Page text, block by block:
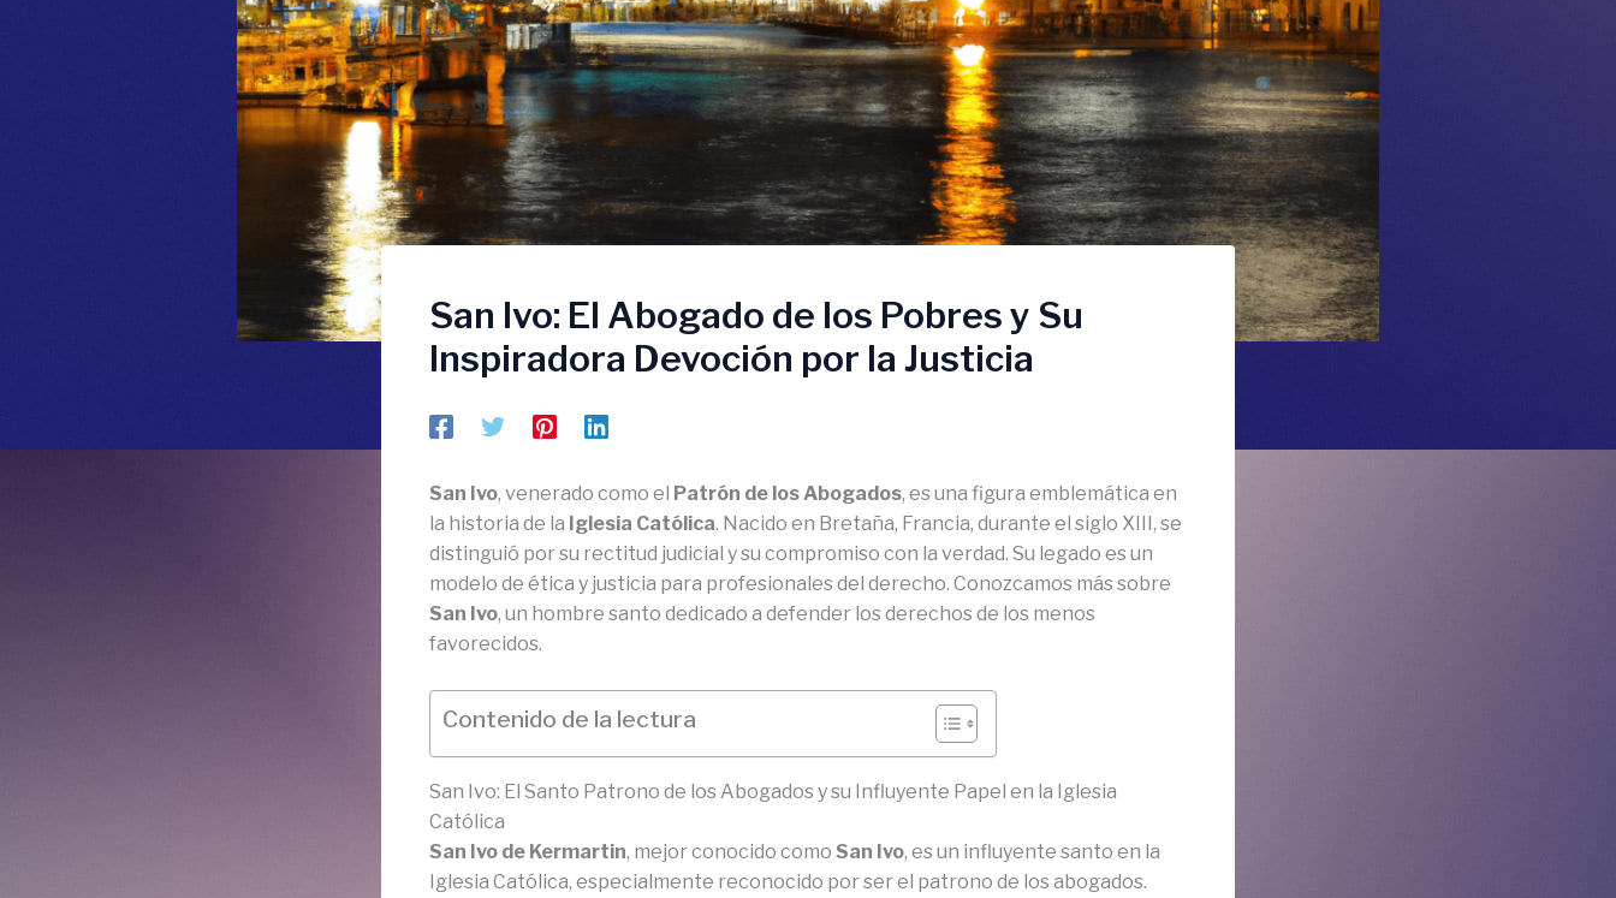
San Ivo: El Abogado de los Pobres y Su
Inspiradora Devoción por la Justicia
San Ivo, venerado como el Patrón de los Abogados, es una figura emblemática en
la historia de la Iglesia Católica. Nacido en Bretaña, Francia, durante el siglo XIII, se
distinguió por su rectitud judicial y su compromiso con la verdad. Su legado es un
modelo de ética y justicia para profesionales del derecho. Conozcamos más sobre
San Ivo, un hombre santo dedicado a defender los derechos de los menos
favorecidos.
Contenido de la lectura
San Ivo: El Santo Patrono de los Abogados y su Influyente Papel en la Iglesia
Católica
San Ivo de Kermartin, mejor conocido como San Ivo, es un influyente santo en la
Iglesia Católica, especialmente reconocido por ser el patrono de los abogados.